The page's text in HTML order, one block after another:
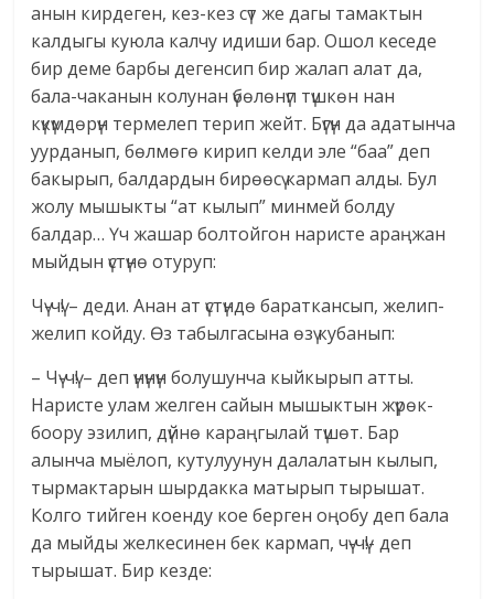
анын кирдеген, кез-кез сүт же дагы тамактын
калдыгы куюла калчу идиши бар. Ошол кеседе
бир деме барбы дегенсип бир жалап алат да,
бала-чаканын колунан үбөлөнүп түшкөн нан
күкүмдөрүн термелеп терип жейт. Бүгүн да адатынча
уурданып, бөлмөгө кирип келди эле “баа” деп
бакырып, балдардын бирөөсү кармап алды. Бул
жолу мышыкты “ат кылып” минмей болду
балдар… Үч жашар болтойгон наристе араңжан
мыйдын үстүнө отуруп:
Чү-чү! – деди. Анан ат үстүндө бараткансып, желип-
желип койду. Өз табылгасына өзү кубанып:
– Чү-чү! – деп үнүнүн болушунча кыйкырып атты.
Наристе улам желген сайын мышыктын жүрөк-
боору эзилип, дүйнө караңгылай түшөт. Бар
алынча мыёлоп, кутулуунун далалатын кылып,
тырмактарын шырдакка матырып тырышат.
Колго тийген коенду кое берген оңобу деп бала
да мыйды желкесинен бек кармап, чү-чү!- деп
тырышат. Бир кезде: